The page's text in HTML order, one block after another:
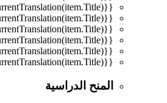
{{mmc.getCurrentTranslation(item.Title)}}
{{mmc.getCurrentTranslation(item.Title)}}
{{mmc.getCurrentTranslation(item.Title)}}
{{mmc.getCurrentTranslation(item.Title)}}
{{mmc.getCurrentTranslation(item.Title)}}
{{mmc.getCurrentTranslation(item.Title)}}
المنح الدراسية